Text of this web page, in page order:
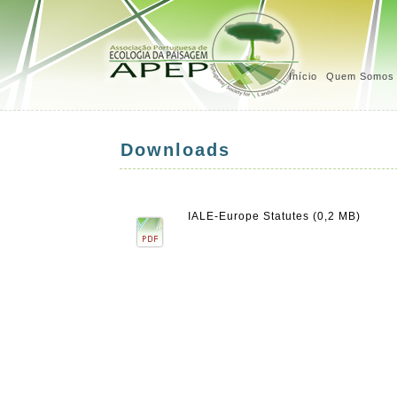
Início Quem Somos
Downloads
IALE-Europe Statutes (0,2 MB)